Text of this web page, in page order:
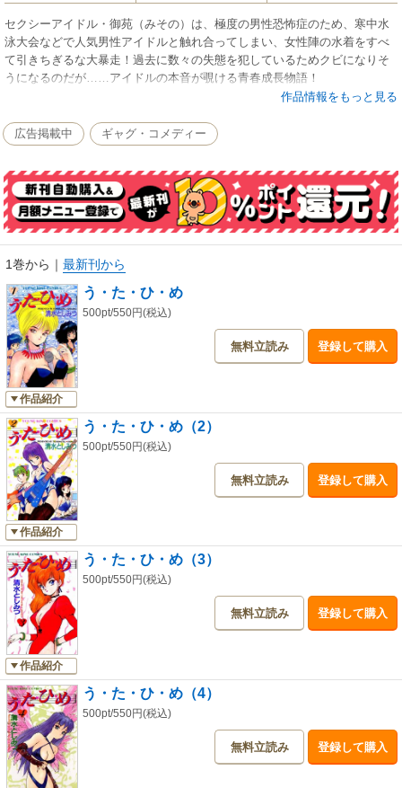
セクシーアイドル・御苑（みその）は、極度の男性恐怖症のため、寒中水
泳大会などで人気男性アイドルと触れ合ってしまい、女性陣の水着をすべ
て引きちぎるな大暴走！過去に数々の失態を犯しているためクビになりそ
うになるのだが……アイドルの本音が覗ける青春成長物語！
作品情報をもっと見る
広告掲載中 ギャグ・コメディー
1巻から ｜ 最新刊から
作品紹介
う・た・ひ・め
500pt/550円(税込)
無料立読み 登録して購入
作品紹介
う・た・ひ・め（2）
500pt/550円(税込)
無料立読み 登録して購入
作品紹介
う・た・ひ・め（3）
500pt/550円(税込)
無料立読み 登録して購入
う・た・ひ・め（4）
500pt/550円(税込)
無料立読み 登録して購入